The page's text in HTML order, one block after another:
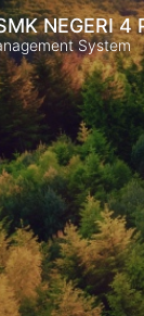
NEGERI 4
System